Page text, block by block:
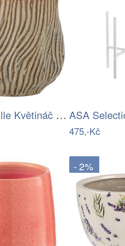
Bloomingville Květináč Dua Ø 19 cm
475,-Kč
- 2%